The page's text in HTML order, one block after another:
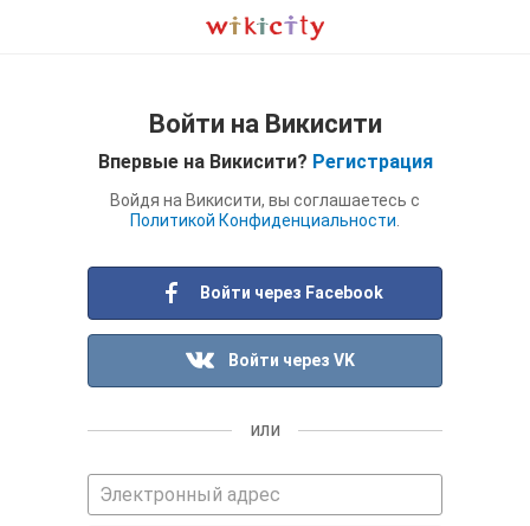
Войти на Викисити
Впервые на Викисити? Регистрация
Войдя на Викисити, вы соглашаетесь с
Политикой Конфиденциальности
Войти через Facebook
Войти через VK
или